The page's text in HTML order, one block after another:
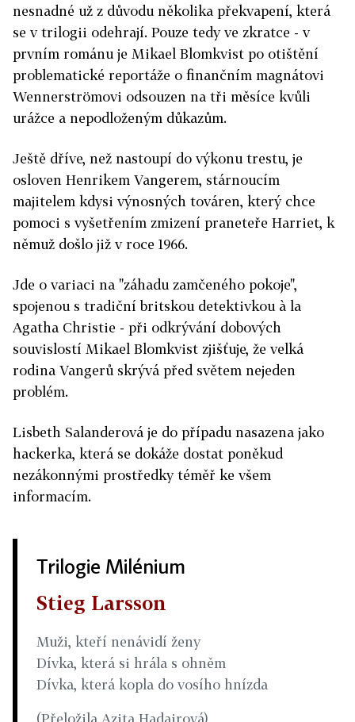
nesnadné už z důvodu několika překvapení, která
se v trilogii odehrají. Pouze tedy ve zkratce - v
prvním románu je Mikael Blomkvist po otištění
problematické reportáže o finančním magnátovi
Wennerströmovi odsouzen na tři měsíce kvůli
urážce a nepodloženým důkazům.
Ještě dříve, než nastoupí do výkonu trestu, je
osloven Henrikem Vangerem, stárnoucím
majitelem kdysi výnosných továren, který chce
pomoci s vyšetřením zmizení praneteře Harriet, k
němuž došlo již v roce 1966.
Jde o variaci na "záhadu zamčeného pokoje",
spojenou s tradiční britskou detektivkou à la
Agatha Christie - při odkrývání dobových
souvislostí Mikael Blomkvist zjišťuje, že velká
rodina Vangerů skrývá před světem nejeden
problém.
Lisbeth Salanderová je do případu nasazena jako
hackerka, která se dokáže dostat poněkud
nezákonnými prostředky téměř ke všem
informacím.
Trilogie Milénium
Stieg Larsson
Muži, kteří nenávidí ženy
Dívka, která si hrála s ohněm
Dívka, která kopla do vosího hnízda
(Přeložila Azita Hadairová)